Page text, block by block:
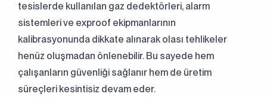
tesislerde kullanılan gaz dedektörleri, alarm
sistemleri ve exproof ekipmanlarının
kalibrasyonunda dikkate alınarak olası tehlikeler
henüz oluşmadan önlenebilir. Bu sayede hem
çalışanların güvenliği sağlanır hem de üretim
süreçleri kesintisiz devam eder.